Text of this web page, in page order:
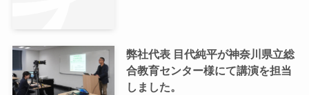
弊社代表 目代純平が神奈川県立総
合教育センター様にて講演を担当
しました。